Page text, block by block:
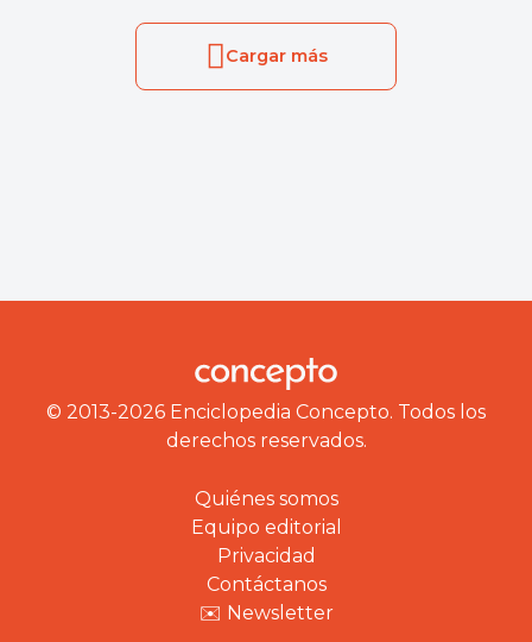
Cargar más
© 2013-2026 Enciclopedia Concepto. Todos los
derechos reservados.
Quiénes somos
Equipo editorial
Privacidad
Contáctanos
✉️ Newsletter